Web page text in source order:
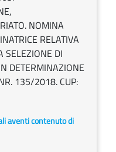
NOMINA
RELATIVA
SELEZIONE DI
DETERMINAZIONE
135/2018. CUP:
aventi contenuto di